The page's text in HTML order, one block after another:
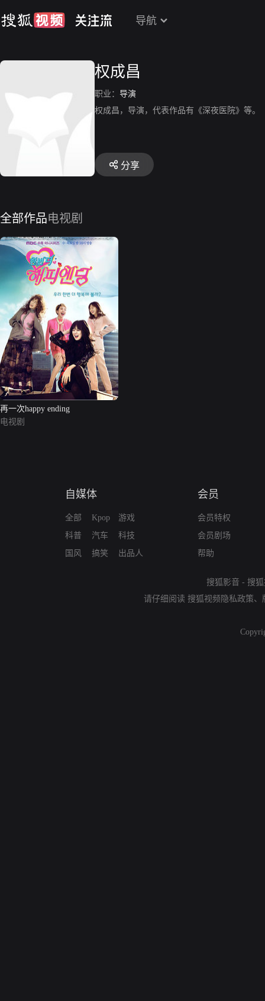
导航
权成昌
职业： 导演
权成昌，导演，代表作品有《深夜医院》等。
分享
全部作品电视剧
再一次happy ending
电视剧
自媒体
全部
科普
国风
Kpop
汽车
搞笑
游戏
科技
出品人
会员
会员特权
会员剧场
帮助
搜狐影音 - 搜
请仔细阅读 搜狐视频隐私政策、